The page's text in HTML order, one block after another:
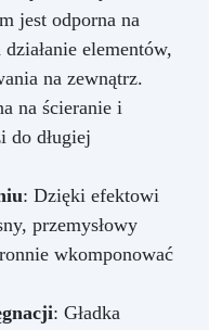
jest odporna na
elementów,
na zewnątrz.
na ścieranie i
do długiej
: Dzięki efektowi
przemysłowy
wkomponować
: Gładka